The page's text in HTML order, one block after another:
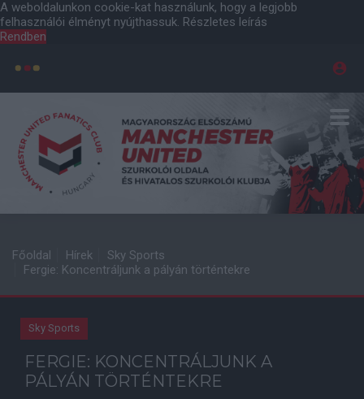
A weboldalunkon cookie-kat használunk, hogy a legjobb
felhasználói élményt nyújthassuk. Részletes leírás
Rendben
Főoldal Hírek
Sky Sports
Fergie: Koncentráljunk a pályán történtekre
Sky Sports
FERGIE: KONCENTRÁLJUNK A
PÁLYÁN TÖRTÉNTEKRE